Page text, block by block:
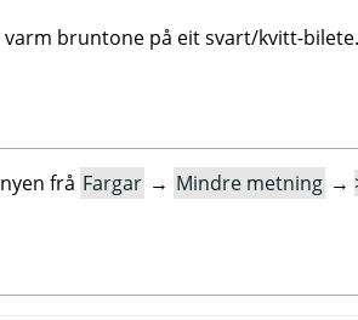
bruntone på eit svart/kvitt-bilete.
frå Fargar → Mindre metning →